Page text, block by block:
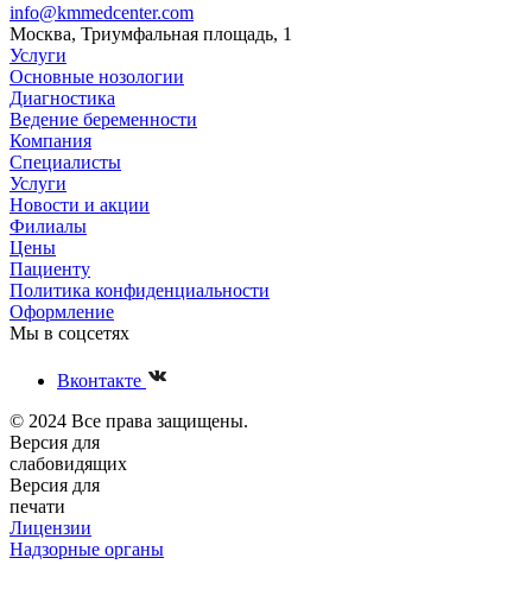
info@kmmedcenter.com
Москва, Триумфальная площадь, 1
Услуги
Основные нозологии
Диагностика
Ведение беременности
Компания
Специалисты
Услуги
Новости и акции
Филиалы
Цены
Пациенту
Политика конфиденциальности
Оформление
Мы в соцсетях
Вконтакте
© 2024 Все права защищены.
Версия для
слабовидящих
Версия для
печати
Лицензии
Надзорные органы